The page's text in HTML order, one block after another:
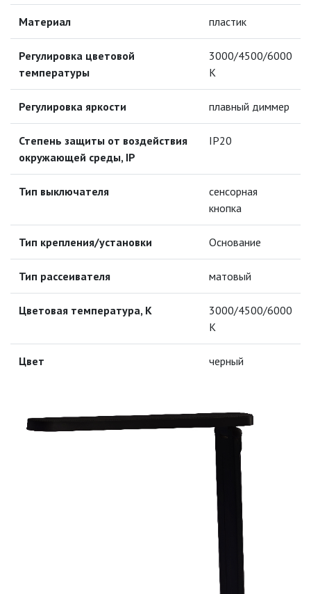
МОДУЛЬНЫЕ СИСТЕМЫ
ОСВЕЩЕНИЯ (LED МОДУЛИ)
НАСТОЛЬНЫЕ СВЕТИЛЬНИКИ
НАСТОЛЬНЫЕ СВЕТИЛЬНИКИ
ПОД КЛЛ
ПОД ЛАМПУ НАКАЛИВАНИЯ (ЛОН)
ЛЮМИНЕСЦЕНТНОЙ ЛАМПОЙ (PL)
НАСТОЛЬНЫЕ СВЕТИЛЬНИКИ СО
СВЕТОДИОДАМИ (LED)
НОЧНИКИ
НИЗКОВОЛЬТНОЕ
ОБОРУДОВАНИЕ
ПАЯЛЬНОЕ ОБОРУДОВАНИЕ
ПОДВЕСНЫЕ ЛОФТ
СВЕТИЛЬНИКИ
ПОРТАТИВНЫЕ СОЛНЕЧНЫЕ
ЭЛЕКТРОСТАНЦИИ
ПРОТИВОМОСКИТНЫЕ ЛАМПЫ
РАЗЪЁМЫ, ПЕРЕХОДНИКИ, ТВ
ДЕЛИТЕЛИ
Материал пластик
Регулировка цветовой
температуры
3000/4500/6000
K
Регулировка яркости плавный диммер
Степень защиты от воздействия
окружающей среды, IP
IP20
Тип выключателя
сенсорная
кнопка
Тип крепления/установки Основание
Тип рассеивателя матовый
Цветовая температура, К
3000/4500/6000
K
Цвет черный